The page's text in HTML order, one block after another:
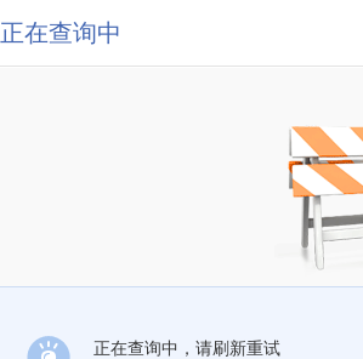
正在查询中
正在查询中，请刷新重试